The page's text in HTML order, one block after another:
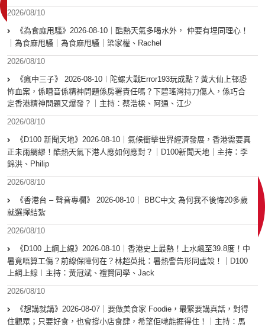
2026/08/10
《為食麻甩騷》2026-08-10｜酷熱天氣多喝水外， 仲要有埋同理心！
｜為食麻甩騷｜為食麻甩騷｜梁家權、Rachel
2026/08/10
《瘋中三子》 2026-08-10︱陀螺大戰Error193玩成點？黃大仙上邨恐
怖血案，係嘈音係精神問題係房署責任嗎？下碧瑤灣持刀傷人，係巧合
定香港精神問題又爆發？｜主持：蔡浩樑、阿通、江少
2026/08/10
《D100 新聞天地》2026-08-10｜氣候衝擊世界經濟發展，香港需要真
正未雨綢繆！酷熱天氣下港人應如何應對？｜D100新聞天地｜主持：李
錦洪、Philip
2026/08/10
《香港台 – 聲音專欄》 2026-08-10｜ BBC中文 為何我不後悔20多歲
就選擇結紮
2026/08/10
《D100 上綱上線》2026-08-10｜香港史上最熱！上水飆至39.8度！中
暑竟唔算工傷？前線保障何在？林超英批：暑熱警告形同虛設！｜D100
上綱上線︱主持：黃冠斌、禮賢同學、Jack
2026/08/10
《想講就講》2026-08-07｜要做美食家 Foodie，最緊要講真話，對得
住觀眾；只要好食，也會撐小店食肆，希望佢哋能捱得住！｜主持：馬